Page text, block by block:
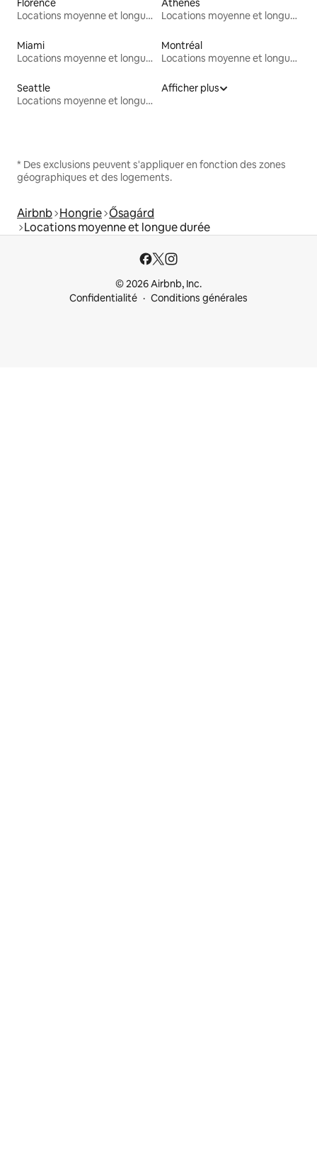
Florence
Locations moyenne et longue durée
Athènes
Locations moyenne et longue durée
Miami
Locations moyenne et longue durée
Montréal
Locations moyenne et longue durée
Seattle
Locations moyenne et longue durée
Afficher plus
* Des exclusions peuvent s'appliquer en fonction des zones
géographiques et des logements.
Airbnb Hongrie Ősagárd
Locations moyenne et longue durée
© 2026 Airbnb, Inc.
Confidentialité
Conditions générales